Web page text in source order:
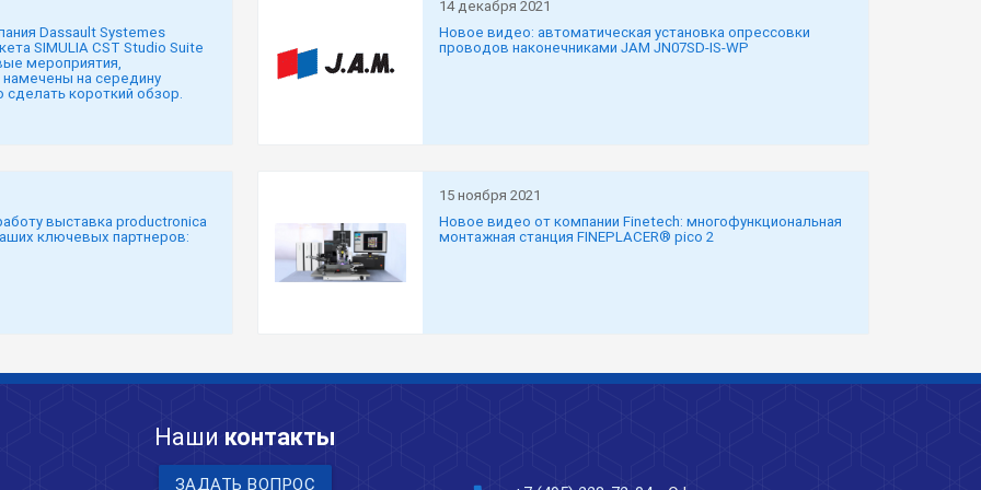
Dassault Systemes
SIMULIA CST Studio Suite
мероприятия,
на середину
короткий обзор.
14 декабря 2021
Новое видео: автоматическая установка опрессовки
проводов наконечниками JAM JN07SD-IS-WP
выставка productronica
ключевых партнеров:
15 ноября 2021
Новое видео от компании Finetech: многофункциональная
монтажная станция FINEPLACER® pico 2
Наши контакты
ЗАДАТЬ ВОПРОС